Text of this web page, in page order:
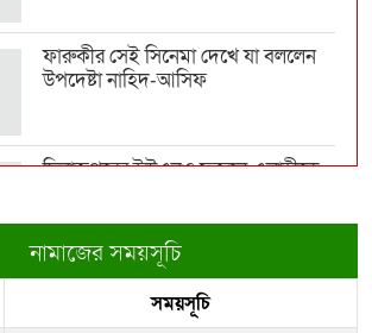
খিলগাঁও-গোড়ান ও মালিবাগের ত্রাস
জুলাইয়ে
প্রশংসায় ভাসছেন সেনাপ্রধান
ফারুকীর সেই সিনেমা দেখে যা বললেন
উপদেষ্টা নাহিদ-আসিফ
দিনাজপুরের ইউএনও ফজলে এলাহীকে
রাজউকের ইমারত পরিদর্শক বাপ্পিকে
জোন-৮ এ বদলী
নামাজের সময়সূচি
সময়সূচি